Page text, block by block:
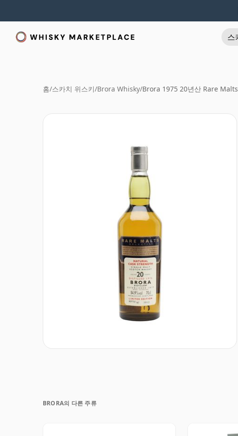
스
홈/스카치 위스키/Brora Whisky/Brora 1975 20년산 Rare
BRORA의 다른 주류